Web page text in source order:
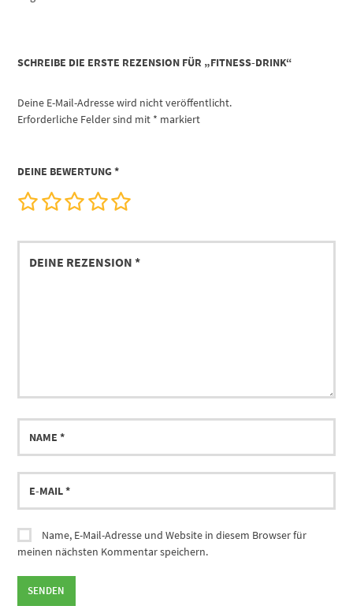
SCHREIBE DIE ERSTE REZENSION FÜR „FITNESS-DRINK“
Deine E-Mail-Adresse wird nicht veröffentlicht.
Erforderliche Felder sind mit * markiert
DEINE BEWERTUNG*
Deine
Rezension
Name
E-
Mail
Name, E-Mail-Adresse und Website in diesem Browser für
meinen nächsten Kommentar speichern.